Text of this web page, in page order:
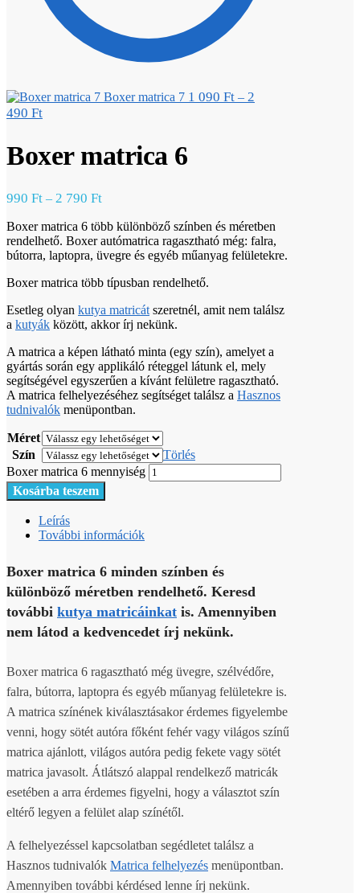
Boxer matrica 7 1 090 Ft – 2
490 Ft
Boxer matrica 6
990 Ft – 2 790 Ft
Boxer matrica 6 több különböző színben és méretben
rendelhető. Boxer autómatrica ragasztható még: falra,
bútorra, laptopra, üvegre és egyéb műanyag felületekre.
Boxer matrica több típusban rendelhető.
Esetleg olyan kutya matricát szeretnél, amit nem találsz
a kutyák között, akkor írj nekünk.
A matrica a képen látható minta (egy szín), amelyet a
gyártás során egy applikáló réteggel látunk el, mely
segítségével egyszerűen a kívánt felületre ragasztható.
A matrica felhelyezéséhez segítséget találsz a Hasznos
tudnivalók menüpontban.
Méret
Szín
Törlés
Boxer matrica 6 mennyiség
Kosárba teszem
Leírás
További információk
Boxer matrica 6 minden színben és
különböző méretben rendelhető. Keresd
további kutya matricáinkat is. Amennyiben
nem látod a kedvencedet írj nekünk.
Boxer matrica 6 ragasztható még üvegre, szélvédőre,
falra, bútorra, laptopra és egyéb műanyag felületekre is.
A matrica színének kiválasztásakor érdemes figyelembe
venni, hogy sötét autóra főként fehér vagy világos színű
matrica ajánlott, világos autóra pedig fekete vagy sötét
matrica javasolt. Átlátszó alappal rendelkező matricák
esetében a arra érdemes figyelni, hogy a választot szín
eltérő legyen a felület alap színétől.
A felhelyezéssel kapcsolatban segédletet találsz a
Hasznos tudnivalók Matrica felhelyezés menüpontban.
Amennyiben további kérdésed lenne írj nekünk.